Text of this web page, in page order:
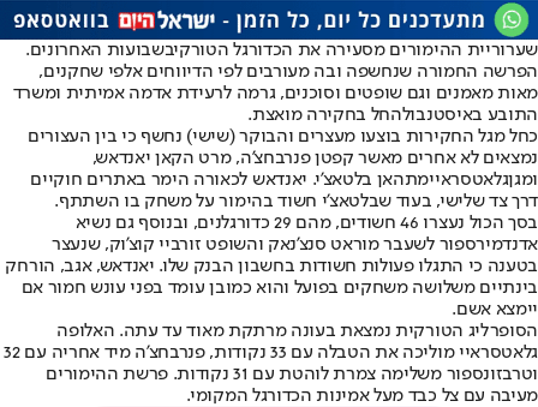
שערוריית ההימורים מסעירה את הכדורגל הטורקיבשבועות האחרונים.
הפרשה החמורה שנחשפה ובה מעורבים לפי הדיווחים אלפי שחקנים,
מאות מאמנים וגם שופטים וסוכנים, גרמה לרעידת אדמה אמיתית ומשרד
התובע באיסטנבולהחל בחקירה מואצת.
כחל מגל החקירות בוצעו מעצרים והבוקר (שישי) נחשף כי בין העצורים
נמצאים לא אחרים מאשר קפטן פנרבחצ'ה, מרט הקאן יאנדאש,
ומגןגלאטסראיימתהאן בלטאצ'י. יאנדאש לכאורה הימר באתרים חוקיים
דרך צד שלישי, בעוד שבלטאצ'י חשוד בהימור על משחק בו השתתף.
בסך הכול נעצרו 46 חשודים, מהם 29 כדורגלנים, ובנוסף גם נשיא
אדנדמירספור לשעבר מוראט סנצ'נאק והשופט זורביי קוצ'וק, שנעצר
בטענה כי התגלו פעולות חשודות בחשבון הבנק שלו. יאנדאש, אגב, הורחק
בינתיים משלושה משחקים בפועל והוא כמובן עומד בפני עונש חמור אם
יימצא אשם.
הסופרליג הטורקית נמצאת בעונה מרתקת מאוד עד עתה. האלופה
גלאטסראיי מוליכה את הטבלה עם 33 נקודות, פנרבחצ'ה מיד אחריה עם 32
וטרבזונספור משלימה צמרת לוהטת עם 31 נקודות. פרשת ההימורים
מעיבה עם צל כבד מעל אמינות הכדורגל המקומי.